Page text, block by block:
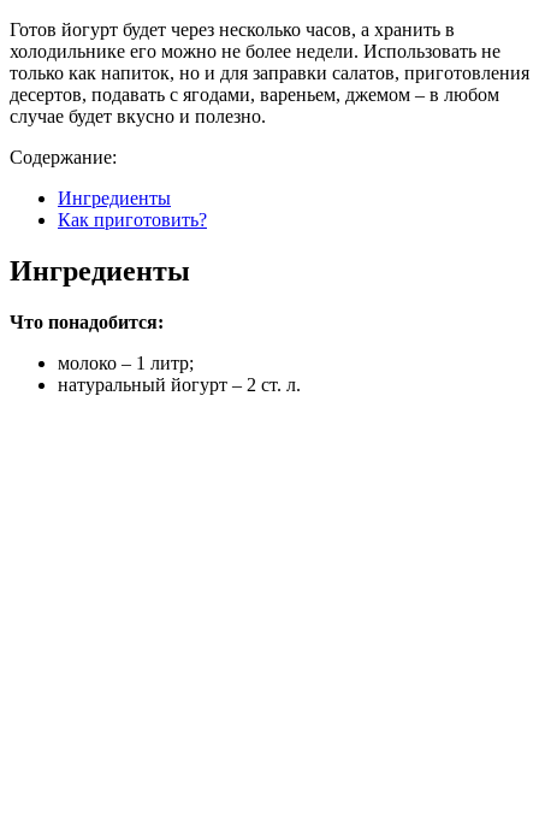
Готов йогурт будет через несколько часов, а хранить в
холодильнике его можно не более недели. Использовать не
только как напиток, но и для заправки салатов, приготовления
десертов, подавать с ягодами, вареньем, джемом – в любом
случае будет вкусно и полезно.
Содержание:
Ингредиенты
Как приготовить?
Ингредиенты
Что понадобится:
молоко – 1 литр;
натуральный йогурт – 2 ст. л.